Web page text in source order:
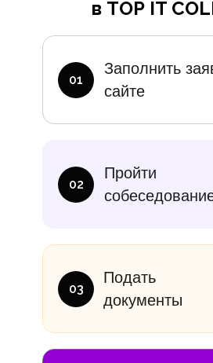
Подать
документы
Пройти
Заполнить
сайте
в TOP IT
01
02
03
10 000₽